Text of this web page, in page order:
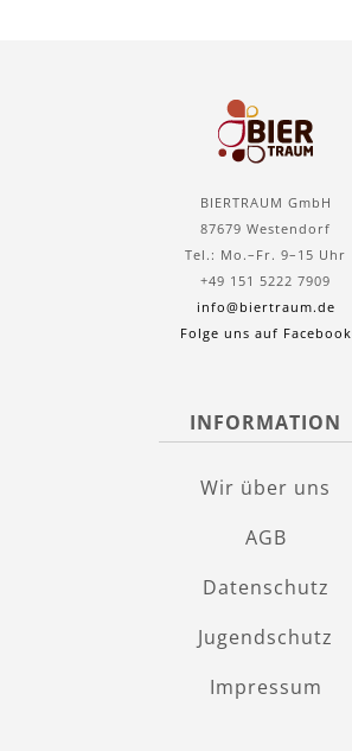
BIERTRAUM GmbH
87679 Westendorf
Tel.: Mo.–Fr. 9–15 Uhr
+49 151 5222 7909
info@biertraum.de
Folge uns auf Facebook
INFORMATION
Wir über uns
AGB
Datenschutz
Jugendschutz
Impressum